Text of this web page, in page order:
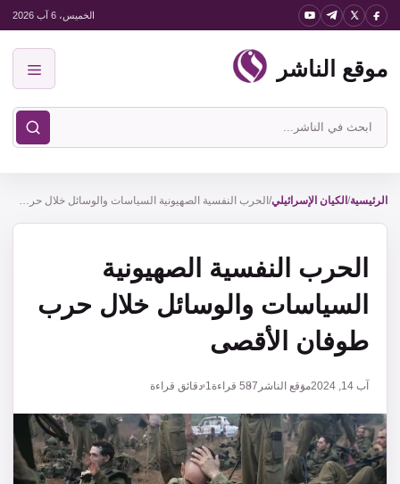
انتقل
المحتوى
الخميس، 6 آب 2026
موقع الناشر
ابحث
في
الناشر
الرئيسية/ الكيان الإسرائيلي/ الحرب النفسية الصهيونية السياسات والوسائل خلال حرب طوفان الأقصى
الحرب النفسية الصهيونية
السياسات والوسائل خلال حرب
طوفان الأقصى
آب 14, 2024 موقع الناشر 587 قراءة1 دقائق قراءة